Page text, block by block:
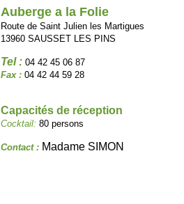
Auberge a la Folie
Route de Saint Julien les Martigues
13960 SAUSSET LES PINS
Tel : 04 42 45 06 87
Fax : 04 42 44 59 28
Capacités de réception
Cocktail: 80 persons
Contact : Madame SIMON